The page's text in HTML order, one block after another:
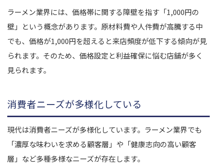
ラーメン業界には、価格帯に関する障壁を指す「1,000円の
壁」という概念があります。原材料費や人件費が高騰する中
でも、価格が1,000円を超えると来店頻度が低下する傾向が見
られます。そのため、価格設定と利益確保に悩む店舗が多く
見られます。
消費者ニーズが多様化している
現代は消費者ニーズが多様化しています。ラーメン業界でも
「濃厚な味わいを求める顧客層」や「健康志向の高い顧客
層」など多種多様なニーズが存在します。